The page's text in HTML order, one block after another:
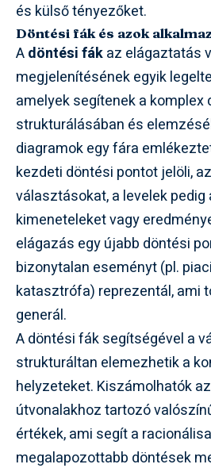
és külső tényezőket.
Döntési fák és azok
Adöntési fákaz elágaztatás
megjelenítésének egyik
amelyek segítenek a
strukturálásában és
diagramok egy fára
kezdeti döntési pontot jelöli,
választásokat, a levelek pedig
kimeneteleket vagy
elágazás egy újabb döntési
bizonytalan eseményt (pl.
katasztrófa) reprezentál, ami
generál.
A döntési fák segítségével a
strukturáltan elemezhetik a
helyzeteket. Kiszámolhatók
útvonalakhoz tartozó
értékek, ami segít a
megalapozottabb döntések